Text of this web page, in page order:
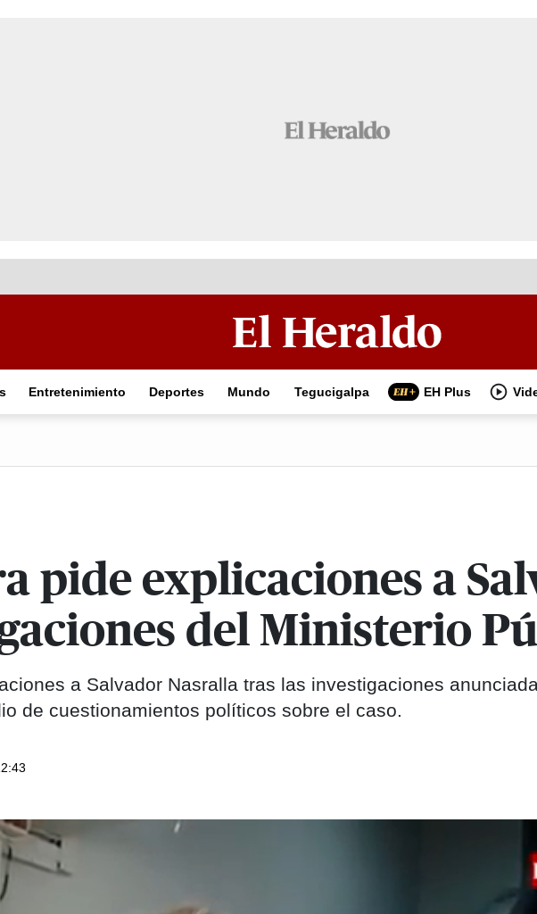
Entretenimiento Deportes Mundo Tegucigalpa EH Plus
pide explicaciones a
del Ministerio
a Salvador Nasralla tras las investigaciones
de cuestionamientos políticos sobre el caso.